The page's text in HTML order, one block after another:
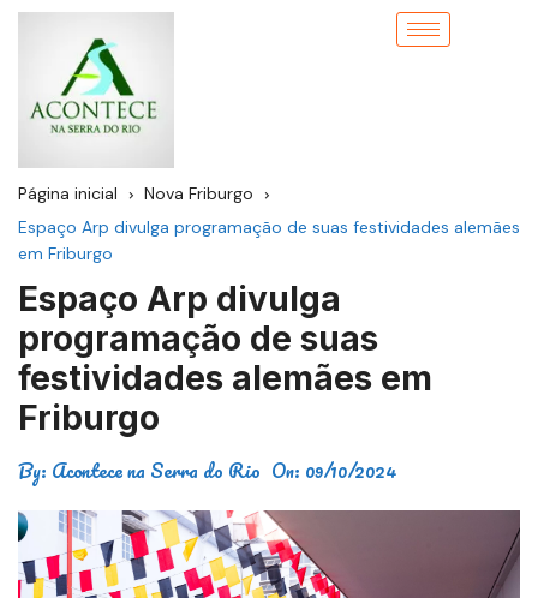
Página inicial
Nova Friburgo
Espaço Arp divulga programação de suas festividades alemães
em Friburgo
Espaço Arp divulga
programação de suas
festividades alemães em
Friburgo
By: Acontece na Serra do Rio On: 09/10/2024